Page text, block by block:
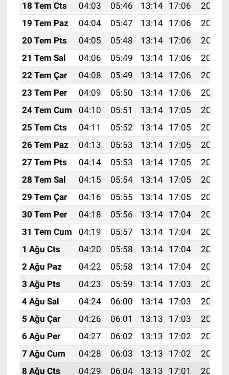
18 Tem Cts
04:03 05:46 13:14 17:06
20:31
19 Tem Paz
04:04 05:47 13:14 17:06
20:30
20 Tem Pts
04:05 05:48 13:14 17:06
20:30
21 Tem Sal
04:06 05:49 13:14 17:06
20:29
22 Tem Çar
04:08 05:49 13:14 17:06
20:28
23 Tem Per
04:09 05:50 13:14 17:06
20:28
24 Tem Cum
04:10 05:51 13:14 17:05
20:27
25 Tem Cts
04:11 05:52 13:14 17:05
20:26
26 Tem Paz
04:13 05:53 13:14 17:05
20:25
27 Tem Pts
04:14 05:53 13:14 17:05
20:25
28 Tem Sal
04:15 05:54 13:14 17:05
20:24
29 Tem Çar
04:16 05:55 13:14 17:05
20:23
30 Tem Per
04:18 05:56 13:14 17:04
20:22
31 Tem Cum
04:19 05:57 13:14 17:04
20:21
1 Ağu Cts
04:20 05:58 13:14 17:04
20:20
2 Ağu Paz
04:22 05:58 13:14 17:04
20:19
3 Ağu Pts
04:23 05:59 13:14 17:03
20:18
4 Ağu Sal
04:24 06:00 13:14 17:03
20:17
5 Ağu Çar
04:26 06:01 13:13 17:03
20:16
6 Ağu Per
04:27 06:02 13:13 17:02
20:15
7 Ağu Cum
04:28 06:03 13:13 17:02
20:14
8 Ağu Cts
04:29 06:04 13:13 17:01
20:13